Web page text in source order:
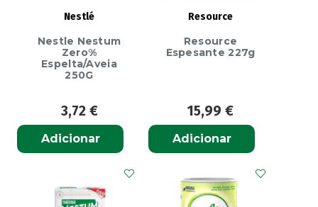
Nestlé
Nestle Nestum
Zero%
Espelta/Aveia
250G
3,72 €
Adicionar
Resource
Resource
Espesante 227g
15,99 €
Adicionar